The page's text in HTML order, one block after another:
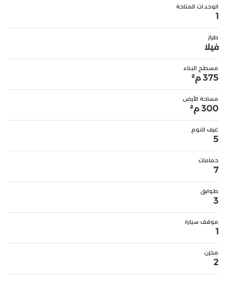
الوحدات المتاحة
1
طراز
فيلا
مسطح البناء
375 م²
مساحة الأرض
300 م²
غرف النوم
5
حمامات
7
طوابق
3
موقف سيارة
1
مخزن
2